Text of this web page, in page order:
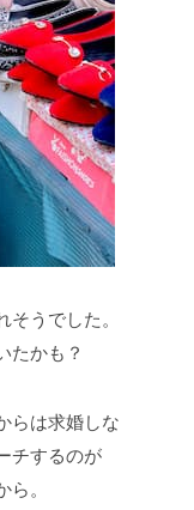
うでした。
たかも？
らは求婚しな
チするのが
ら。